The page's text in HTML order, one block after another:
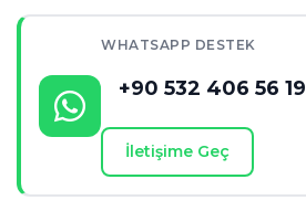
WHATSAPP DESTEK
+90 532 406 56 19
İletişime Geç